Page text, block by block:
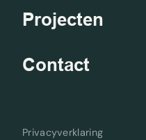
Projecten
Contact
Privacyverklaring